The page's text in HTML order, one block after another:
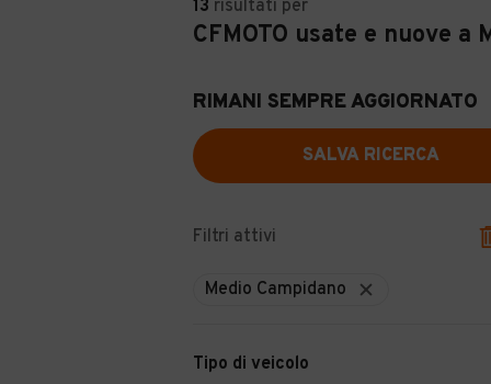
13 risultati per
CFMOTO usate e nuove a
RIMANI SEMPRE AGGIORNATO
SALVA RICERCA
Filtri attivi
Medio Campidano
Tipo di veicolo